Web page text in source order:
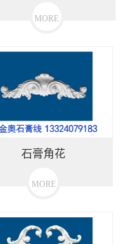
MORE
石膏角花
MORE